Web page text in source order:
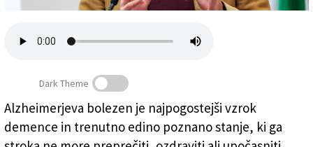
Profesor biofizike Michele Vendruscolo
(FOTODAMJ@N)
Dark Theme
Alzheimerjeva bolezen je najpogostejši vzrok
demence in trenutno edino poznano stanje, ki ga